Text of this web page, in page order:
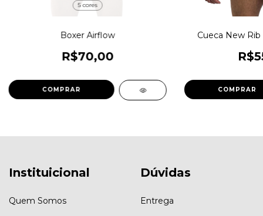
5 cores
Boxer Airflow
R$70,00
COMPRAR
Cueca New
COMPRAR
Instituicional
Quem Somos
Dúvidas
Entrega